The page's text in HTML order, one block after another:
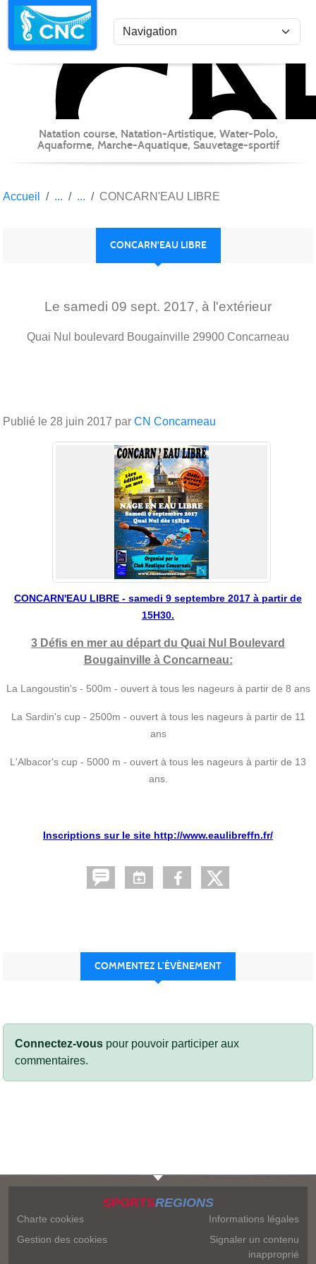
Natation course, Natation-Artistique, Water-Polo,
Aquaforme, Marche-Aquatique, Sauvetage-sportif
Accueil CONCARN'EAU LIBRE
CONCARN'EAU LIBRE
Le samedi 09 sept. 2017, à l'extérieur
Quai Nul boulevard Bougainville 29900 Concarneau
Publié le 28 juin 2017 par CN Concarneau
CONCARN'EAU LIBRE - samedi 9 septembre 2017 à partir de
15H30.
3 Défis en mer au départ du Quai Nul Boulevard
Bougainville à Concarneau:
La Langoustin's - 500m - ouvert à tous les nageurs à partir de 8 ans
La Sardin's cup - 2500m - ouvert à tous les nageurs à partir de 11
ans
L'Albacor's cup - 5000 m - ouvert à tous les nageurs à partir de 13
ans.
Inscriptions sur le site http://www.eaulibreffn.fr/
COMMENTEZ L’ÉVÈNEMENT
Connectez-vous pour pouvoir participer aux
commentaires.
SPORTSREGIONS
Charte cookies
Gestion des cookies
Informations légales
Signaler un contenu
inapproprié
Panneau de gestion des cookies